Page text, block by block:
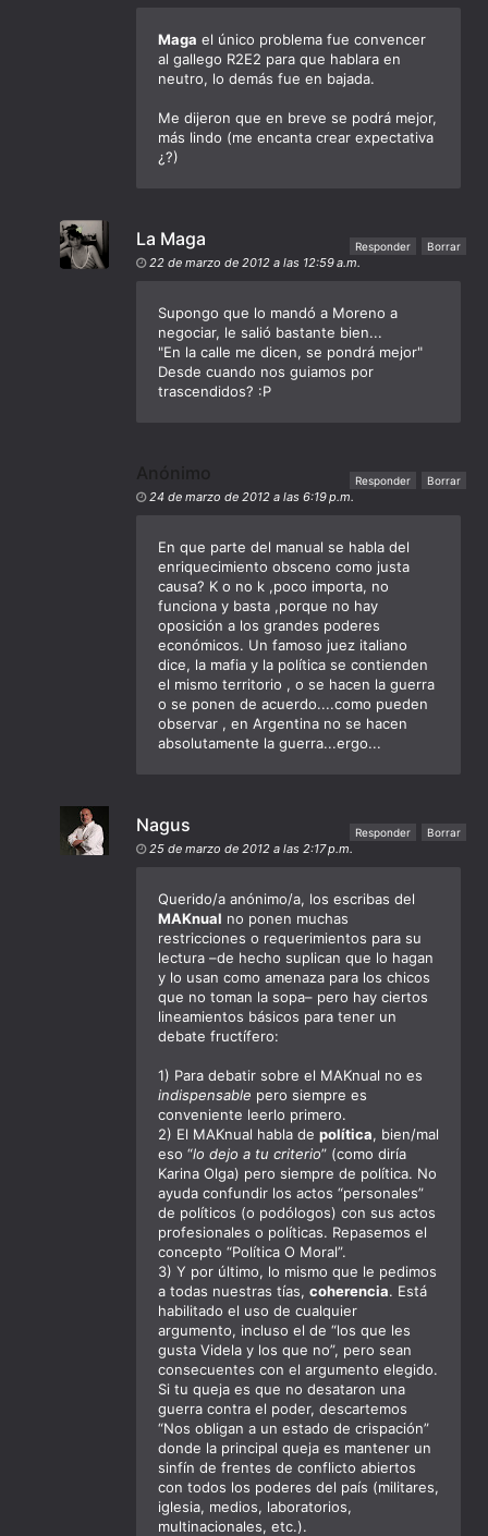
Maga el único problema fue convencer
al gallego R2E2 para que hablara en
neutro, lo demás fue en bajada.
Me dijeron que en breve se podrá mejor,
más lindo (me encanta crear expectativa
¿?)
La Maga
22 de marzo de 2012 a las 12:59 a.m.
Supongo que lo mandó a Moreno a
negociar, le salió bastante bien...
"En la calle me dicen, se pondrá mejor"
Desde cuando nos guiamos por
trascendidos? :P
Responder Borrar
Anónimo
24 de marzo de 2012 a las 6:19 p.m.
En que parte del manual se habla del
enriquecimiento obsceno como justa
causa? K o no k ,poco importa, no
funciona y basta ,porque no hay
oposición a los grandes poderes
económicos. Un famoso juez italiano
dice, la mafia y la política se contienden
el mismo territorio , o se hacen la guerra
o se ponen de acuerdo....como pueden
observar , en Argentina no se hacen
absolutamente la guerra...ergo...
Responder Borrar
Nagus
25 de marzo de 2012 a las 2:17 p.m.
Querido/a anónimo/a, los escribas del
MAKnual no ponen muchas
restricciones o requerimientos para su
lectura –de hecho suplican que lo hagan
y lo usan como amenaza para los chicos
que no toman la sopa– pero hay ciertos
lineamientos básicos para tener un
debate fructífero:
1) Para debatir sobre el MAKnual no es
indispensable pero siempre es
conveniente leerlo primero.
2) El MAKnual habla de política, bien/mal
eso “lo dejo a tu criterio” (como diría
Karina Olga) pero siempre de política. No
ayuda confundir los actos “personales”
de políticos (o podólogos) con sus actos
profesionales o políticas. Repasemos el
concepto “Política O Moral”.
3) Y por último, lo mismo que le pedimos
a todas nuestras tías, coherencia. Está
habilitado el uso de cualquier
argumento, incluso el de “los que les
gusta Videla y los que no”, pero sean
consecuentes con el argumento elegido.
Si tu queja es que no desataron una
guerra contra el poder, descartemos
“Nos obligan a un estado de crispación”
donde la principal queja es mantener un
sinfín de frentes de conflicto abiertos
con todos los poderes del país (militares,
iglesia, medios, laboratorios,
multinacionales, etc.).
Responder Borrar